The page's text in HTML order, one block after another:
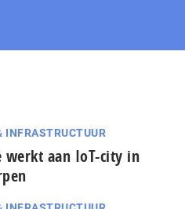
INFRASTRUCTUUR
werkt aan IoT-city in